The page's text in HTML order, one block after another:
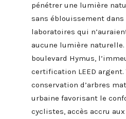
pénétrer une lumière
sans éblouissement dans
laboratoires qui
aucune lumière naturelle.
boulevard Hymus,
certification LEED
conservation d’arbres
urbaine favorisant le
cyclistes, accès accru